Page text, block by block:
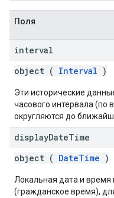
Поля
interval
object ( Interval )
Эти исторические
часового интервала (по
округляются до
displayDateTime
object ( DateTime )
Локальная дата и
(гражданское время),